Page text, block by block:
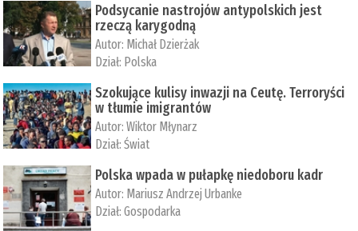
Podsycanie nastrojów antypolskich jest
rzeczą karygodną
Autor: Michał Dzierżak
Dział: Polska
Szokujące kulisy inwazji na Ceutę. Terroryści
w tłumie imigrantów
Autor:Wiktor Młynarz
Dział:Świat
Polska wpada w pułapkę niedoboru kadr
Autor: Mariusz Andrzej Urbanke
Dział:Gospodarka